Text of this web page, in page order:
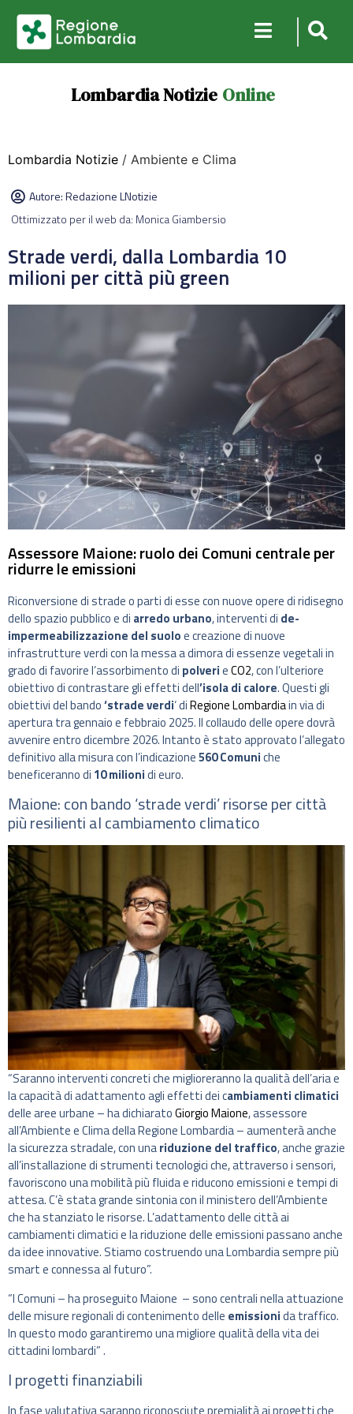
Lombardia Notizie Online
Lombardia Notizie / Ambiente e Clima
Autore:Redazione LNotizie
Ottimizzato per il web da: Monica Giambersio
Strade verdi, dalla Lombardia 10
milioni per città più green
Assessore Maione: ruolo dei Comuni centrale per
ridurre le emissioni
Riconversione di strade o parti di esse con nuove opere di ridisegno
dello spazio pubblico e di arredo urbano, interventi di de-
impermeabilizzazione del suoloe creazione di nuove
infrastrutture verdi con la messa a dimora di essenze vegetali in
grado di favorire l’assorbimento di polverieCO2, con l’ulteriore
obiettivo di contrastare gli effetti dell’isola di calore. Questi gli
obiettivi del bando‘strade verdi‘ diRegione Lombardiain via di
apertura tra gennaio e febbraio 2025. Il collaudo delle opere dovrà
avvenire entro dicembre 2026. Intanto è stato approvato l’allegato
definitivo alla misura con l’indicazione560 Comuniche
beneficeranno di 10 milionidi euro.
Maione: con bando ‘strade verdi’ risorse per città
più resilienti al cambiamento climatico
“Saranno interventi concreti che miglioreranno la qualità dell’aria e
la capacità di adattamento agli effetti dei cambiamenti climatici
delle aree urbane – ha dichiaratoGiorgio Maione, assessore
all’Ambiente e Clima della Regione Lombardia – aumenterà anche
la sicurezza stradale, con unariduzione del traffico, anche grazie
all’installazione di strumenti tecnologici che, attraverso i sensori,
favoriscono una mobilità più fluida e riducono emissioni e tempi di
attesa. C’è stata grande sintonia con il ministero dell’Ambiente
che ha stanziato le risorse. L’adattamento delle città ai
cambiamenti climatici e la riduzione delle emissioni passano anche
da idee innovative. Stiamo costruendo una Lombardia sempre più
smart e connessa al futuro”.
“I Comuni – ha proseguito Maione – sono centrali nella attuazione
delle misure regionali di contenimento delle emissionida traffico.
In questo modo garantiremo una migliore qualità della vita dei
cittadini lombardi” .
I progetti finanziabili